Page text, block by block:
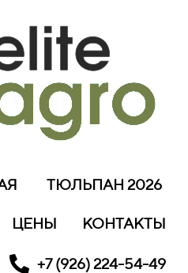
ТЮЛЬПАН 2026
ЦЕНЫ КОНТАКТЫ
+7 (926) 224-54-49